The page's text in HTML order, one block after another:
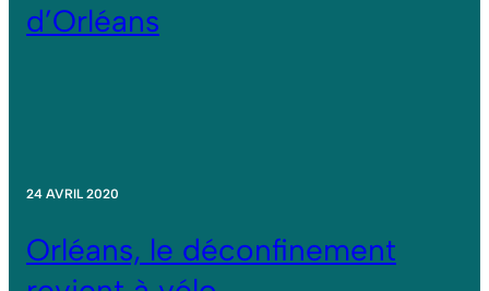
d’Orléans
24 AVRIL 2020
Orléans, le déconfinement